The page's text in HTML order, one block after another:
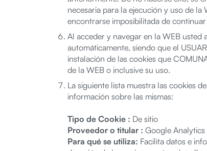
necesaria para la ejecución y uso de
encontrarse imposibilitada de
Al acceder y navegar en la WEB usted
automáticamente, siendo que el
instalación de las cookies que
de la WEB o inclusive su uso.
La siguiente lista muestra las cookies
información sobre las mismas:
Tipo de Cookie : De sitio
Proveedor o titular : Google
Para qué se utiliza: Facilita datos e